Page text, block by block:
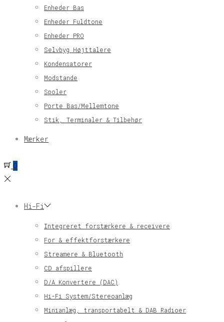
Enheder Bas
Enheder Fuldtone
Enheder PRO
Selvbyg Højttalere
Kondensatorer
Modstande
Spoler
Porte Bas/Mellemtone
Stik, Terminaler & Tilbehør
Mærker
0
Hi-Fi
Integreret forstærkere & receivere
For & effektforstærkere
Streamere & Bluetooth
CD afspillere
D/A Konvertere (DAC)
Hi-Fi System/Stereoanlæg
Minianlæg, transportabelt & DAB Radioer